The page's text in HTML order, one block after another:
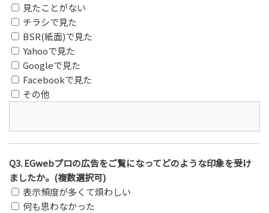
見たことがない
チラシで見た
BSR(紙面)で見た
Yahooで見た
Googleで見た
Facebookで見た
その他
Q3. EGwebプロの広告をご覧になってどのような印象を受け
ましたか。(複数選択可)
表示頻度が多くて煩わしい
何も思わなかった